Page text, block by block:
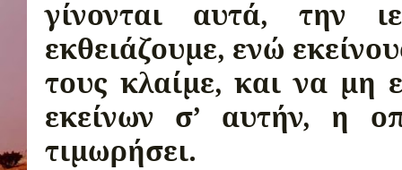
γίνονται αυτά, την
εκθειάζουμε, ενώ
τους κλαίμε, και να μη
εκείνων σ’ αυτήν, η
τιμωρήσει.